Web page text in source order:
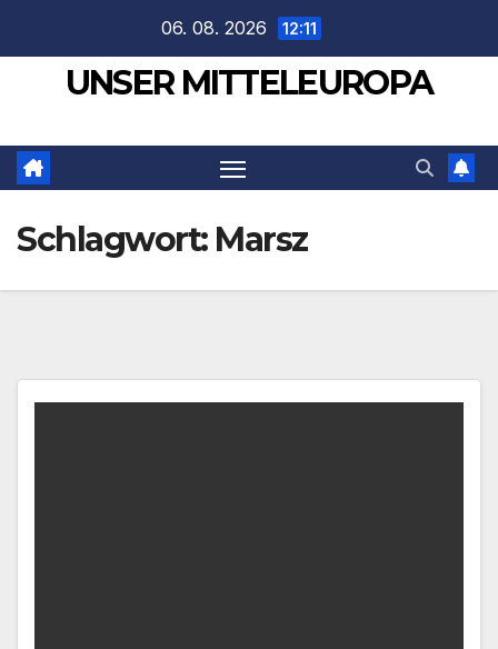
springen
06. 08. 2026 12:11
UNSER MITTELEUROPA
Schlagwort: Marsz